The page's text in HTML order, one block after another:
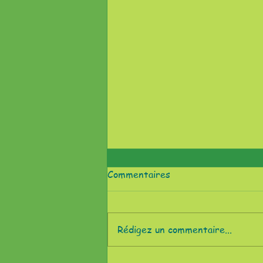
Commentaires
Rédigez un commentaire...